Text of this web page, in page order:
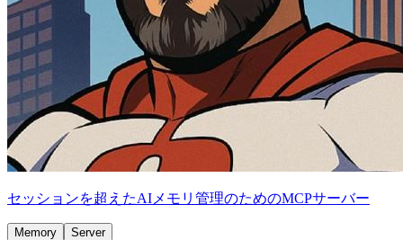
セッションを超えたAIメモリ管理のためのMCPサーバー
Memory Server